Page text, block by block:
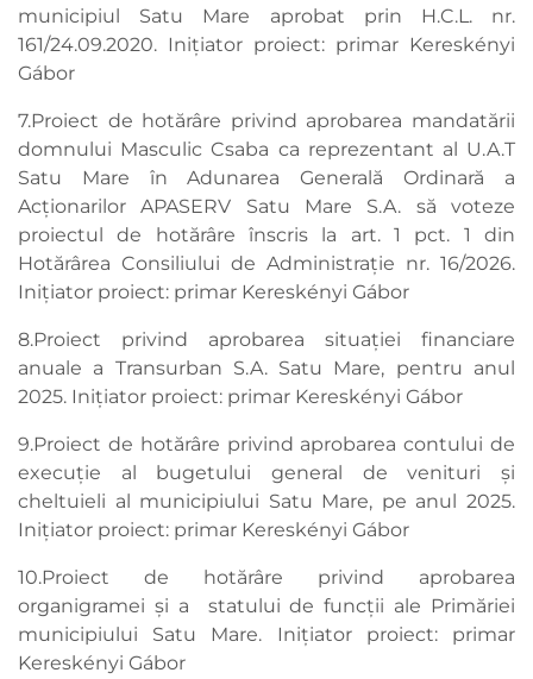
municipiul Satu Mare aprobat prin H.C.L. nr.
161/24.09.2020. Inițiator proiect: primar Kereskényi
Gábor
7.Proiect de hotărâre privind aprobarea mandatării
domnului Masculic Csaba ca reprezentant al U.A.T
Satu Mare în Adunarea Generală Ordinară a
Acţionarilor APASERV Satu Mare S.A. să voteze
proiectul de hotărâre înscris la art. 1 pct. 1 din
Hotărârea Consiliului de Administraţie nr. 16/2026.
Inițiator proiect: primar Kereskényi Gábor
8.Proiect privind aprobarea situaţiei financiare
anuale a Transurban S.A. Satu Mare, pentru anul
2025. Inițiator proiect: primar Kereskényi Gábor
9.Proiect de hotărâre privind aprobarea contului de
execuţie al bugetului general de venituri şi
cheltuieli al municipiului Satu Mare, pe anul 2025.
Inițiator proiect: primar Kereskényi Gábor
10.Proiect de hotărâre privind aprobarea
organigramei și a statului de funcții ale Primăriei
municipiului Satu Mare. Inițiator proiect: primar
Kereskényi Gábor